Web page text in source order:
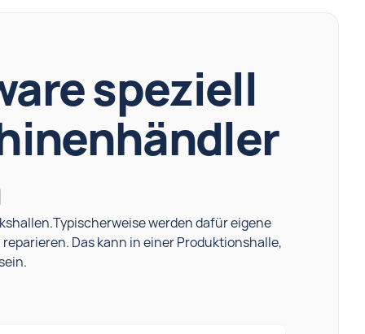
speziell
werden dafür eigene
Das kann in einer Produktionshalle,